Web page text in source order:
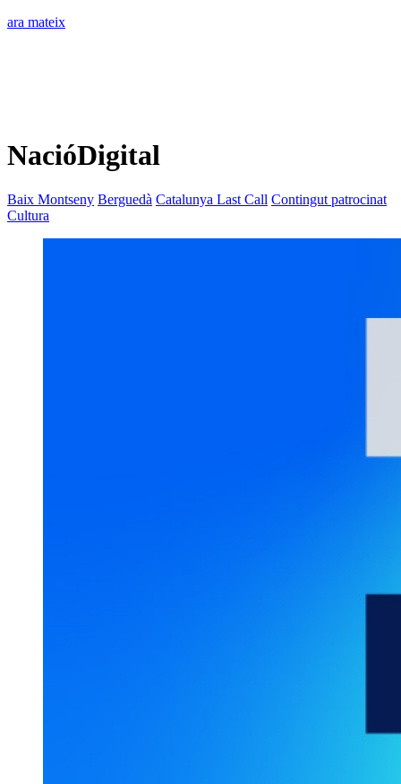
ara mateix
NacióDigital
Baix Montseny Berguedà Catalunya Last Call Contingut patrocinat
Cultura